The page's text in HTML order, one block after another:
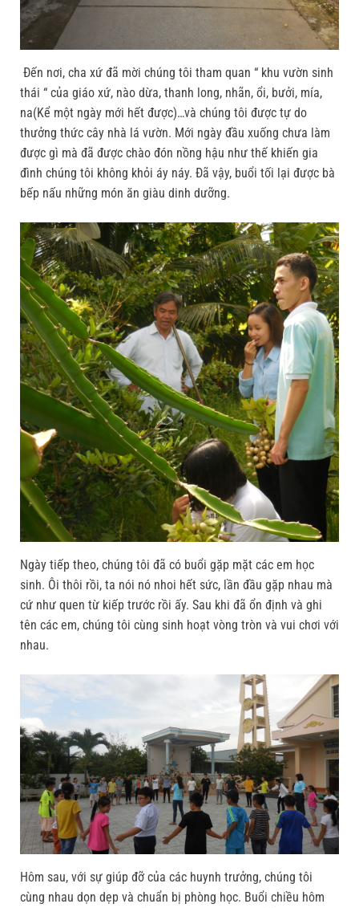
Đến nơi, cha xứ đã mời chúng tôi tham quan “ khu vườn sinh
thái “ của giáo xứ, nào dừa, thanh long, nhãn, ổi, bưởi, mía,
na(Kể một ngày mới hết được)…và chúng tôi được tự do
thưởng thức cây nhà lá vườn. Mới ngày đầu xuống chưa làm
được gì mà đã được chào đón nồng hậu như thế khiến gia
đình chúng tôi không khỏi áy náy. Đã vậy, buổi tối lại được bà
bếp nấu những món ăn giàu dinh dưỡng.
Ngày tiếp theo, chúng tôi đã có buổi gặp mặt các em học
sinh. Ôi thôi rồi, ta nói nó nhoi hết sức, lần đầu gặp nhau mà
cứ như quen từ kiếp trước rồi ấy. Sau khi đã ổn định và ghi
tên các em, chúng tôi cùng sinh hoạt vòng tròn và vui chơi với
nhau.
Hôm sau, với sự giúp đỡ của các huynh trưởng, chúng tôi
cùng nhau dọn dẹp và chuẩn bị phòng học. Buổi chiều hôm